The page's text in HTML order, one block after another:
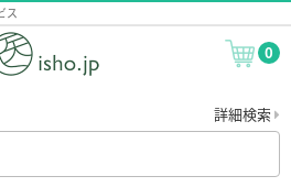
ス
0
詳細検索